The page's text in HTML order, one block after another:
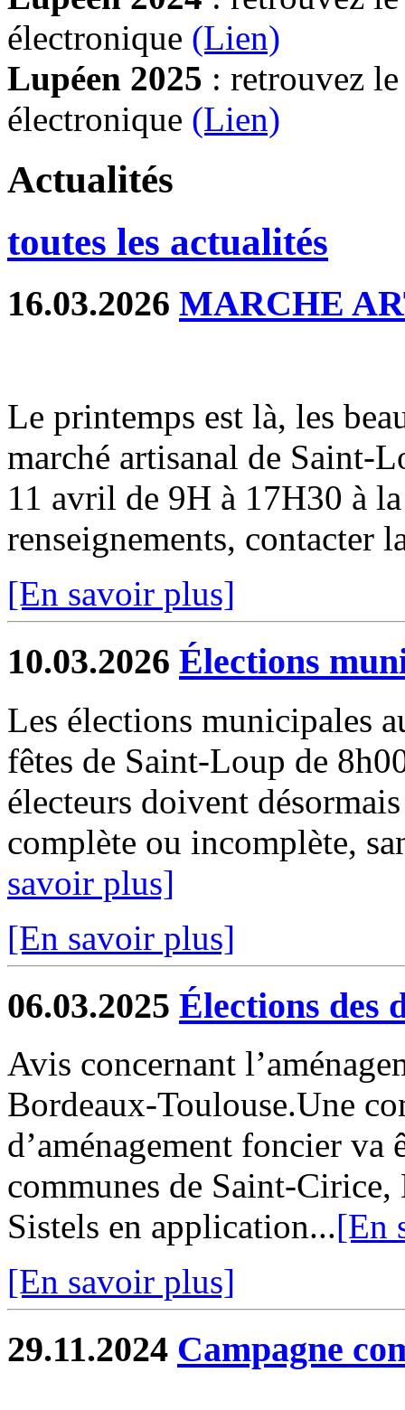
électronique (Lien)
Lupéen 2025 : retrouvez
électronique (Lien)
Actualités
toutes les actualités
16.03.2026 MARCHE
Le printemps est là, les
marché artisanal de Saint-
11 avril de 9H à 17H30 à
renseignements, contacter
[En savoir plus]
10.03.2026 Élections
Les élections municipales
fêtes de Saint-Loup de
électeurs doivent
complète ou incomplète,
savoir plus]
[En savoir plus]
06.03.2025 Élections des
Avis concernant
Bordeaux-Toulouse.Une
d’aménagement foncier va
communes de Saint-
Sistels en application...[En
[En savoir plus]
29.11.2024 Campagne